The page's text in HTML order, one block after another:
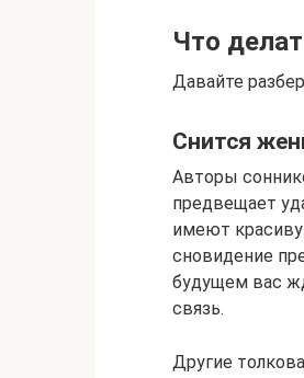
Что
Давайте
Снится
Авторы
предвещает
имеют
сновидение
будущем вас
связь.
Другие